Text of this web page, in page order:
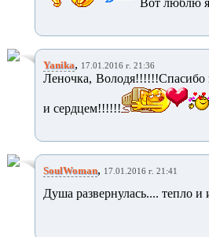
Вот люблю я
Yanika, 17.01.2016 г. 21:36
Леночка, Володя!!!!!!Спасибо
и сердцем!!!!!!
SoulWoman, 17.01.2016 г. 21:41
Душа развернулась.... тепло и